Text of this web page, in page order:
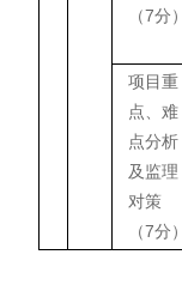
（7分）
项目重
点、难
点分析
及监理
对策
（7分）